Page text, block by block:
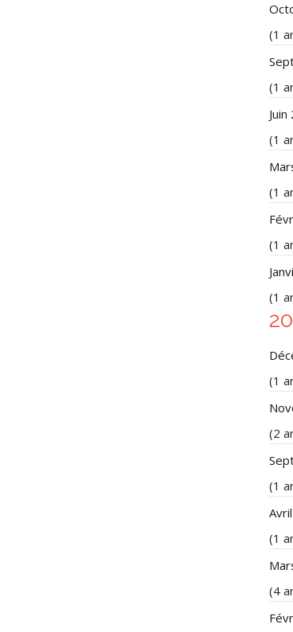
(1
(1
(1
(1
(1
(1
(1
(2
(1
(1
(4